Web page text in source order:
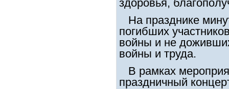
здоровья,
На празднике
погибших
войны и не
войны и труда.
В рамках
праздничный